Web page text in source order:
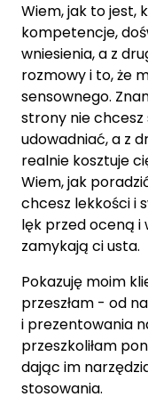
Wiem, jak to jest,
kompetencje,
wniesienia, a z
rozmowy i to, że
sensownego.
strony nie
udowadniać, a z
realnie kosztuje
Wiem, jak
chcesz lekkości i
lęk przed oceną i
zamykają ci usta.
Pokazuję moim
przeszłam - od
i prezentowania
przeszkoliłam
dając im
stosowania.